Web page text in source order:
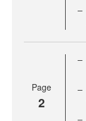
Page
2